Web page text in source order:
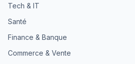
Tech & IT
Santé
Finance & Banque
Commerce & Vente